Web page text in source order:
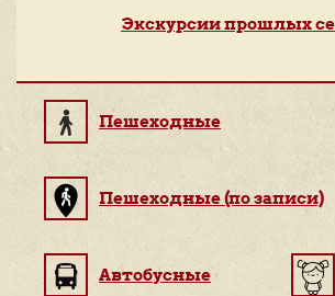
Экскурсии прошлых
Пешеходные
Пешеходные (по записи)
Автобусные